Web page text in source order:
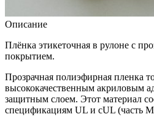
Описание
Плёнка этикеточная в рулоне с
покрытием.
Прозрачная полиэфирная пленка
высококачественным акриловым
защитным слоем. Этот материал
спецификациям UL и cUL (часть